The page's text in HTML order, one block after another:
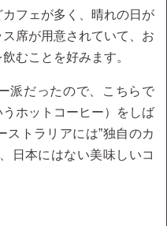
フェが多く、晴れの日が
席が用意されていて、お
むことを好みます。
派だったので、こちらで
ホットコーヒー）をしば
ストラリアには”独自のカ
日本にはない美味しいコ